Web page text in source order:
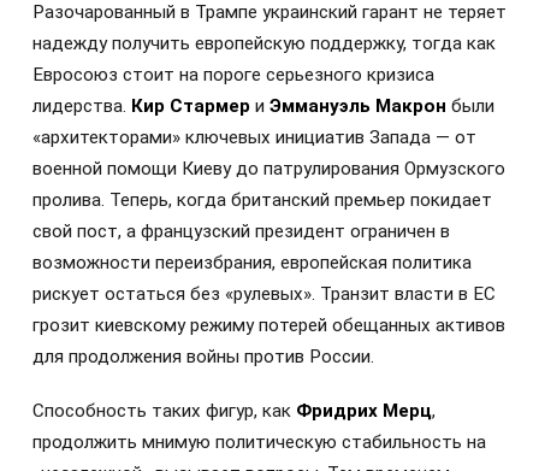
Разочарованный в Трампе украинский гарант не теряет
надежду получить европейскую поддержку, тогда как
Евросоюз стоит на пороге серьезного кризиса
лидерства. Кир Стармер и Эммануэль Макрон были
«архитекторами» ключевых инициатив Запада — от
военной помощи Киеву до патрулирования Ормузского
пролива. Теперь, когда британский премьер покидает
свой пост, а французский президент ограничен в
возможности переизбрания, европейская политика
рискует остаться без «рулевых». Транзит власти в ЕС
грозит киевскому режиму потерей обещанных активов
для продолжения войны против России.
Способность таких фигур, как Фридрих Мерц,
продолжить мнимую политическую стабильность на